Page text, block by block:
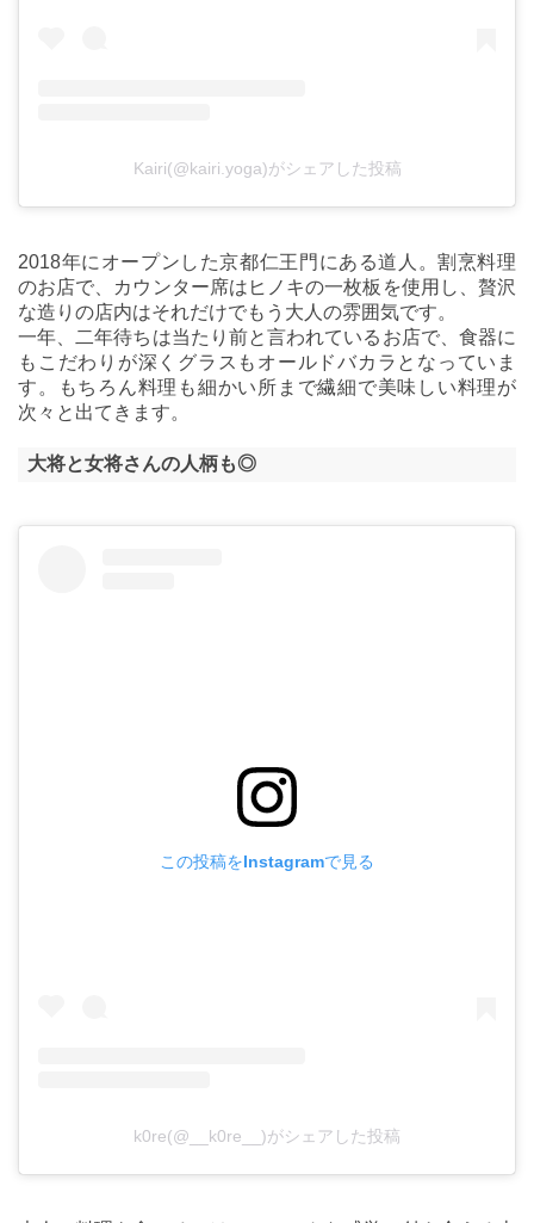
Kairi(@kairi.yoga)がシェアした投稿
2018年にオープンした京都仁王門にある道人。割烹料理
のお店で、カウンター席はヒノキの一枚板を使用し、贅沢
な造りの店内はそれだけでもう大人の雰囲気です。
一年、二年待ちは当たり前と言われているお店で、食器に
もこだわりが深くグラスもオールドバカラとなっていま
す。もちろん料理も細かい所まで繊細で美味しい料理が
次々と出てきます。
大将と女将さんの人柄も◎
この投稿をInstagramで見る
k0re(@__k0re__)がシェアした投稿